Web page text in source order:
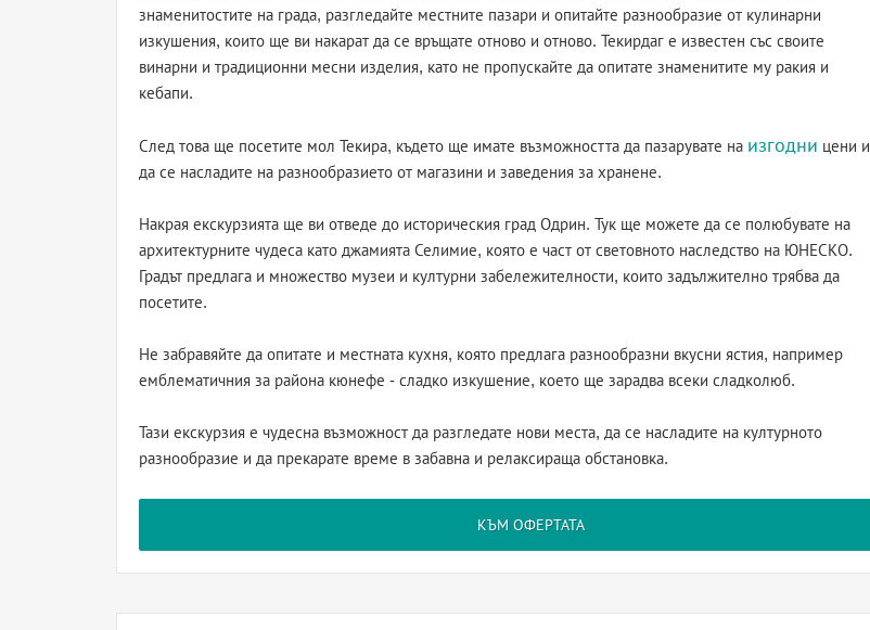
знаменитостите на града, разгледайте местните пазари и опитайте разнообразие от кулинарни
изкушения, които ще ви накарат да се връщате отново и отново. Текирдаг е известен със своите
винарни и традиционни месни изделия, като не пропускайте да опитате знаменитите му ракия и
кебапи.
След това ще посетите мол Текира, където ще имате възможността да пазарувате на изгодни цени и
да се насладите на разнообразието от магазини и заведения за хранене.
Накрая екскурзията ще ви отведе до историческия град Одрин. Тук ще можете да се полюбувате на
архитектурните чудеса като джамията Селимие, която е част от световното наследство на ЮНЕСКО.
Градът предлага и множество музеи и културни забележителности, които задължително трябва да
посетите.
Не забравяйте да опитате и местната кухня, която предлага разнообразни вкусни ястия, например
емблематичния за района кюнефе - сладко изкушение, което ще зарадва всеки сладколюб.
Тази екскурзия е чудесна възможност да разгледате нови места, да се насладите на културното
разнообразие и да прекарате време в забавна и релаксираща обстановка.
КЪМ ОФЕРТАТА